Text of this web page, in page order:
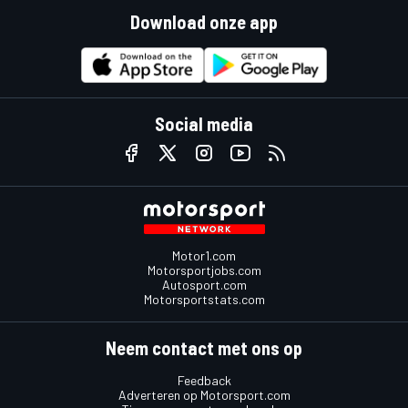
Download onze app
Social media
Motor1.com
Motorsportjobs.com
Autosport.com
Motorsportstats.com
Neem contact met ons op
Feedback
Adverteren op Motorsport.com